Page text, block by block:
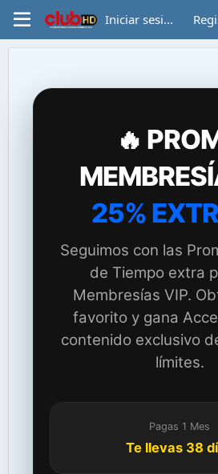
Iniciar sesión
🔥
25%
Seguimos con las
de Tiempo extra
Membresías VIP.
favorito y gana
contenido exclusivo
límites.
Pagas 1 Mes
Te llevas 38